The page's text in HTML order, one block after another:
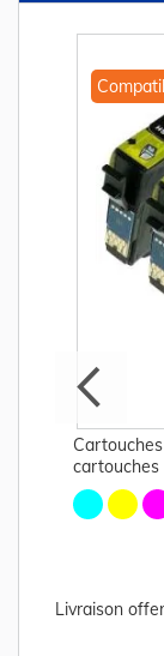
cartouches
Livraison